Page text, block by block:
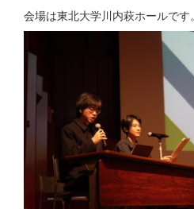
会場は東北大学川内萩ホールです。